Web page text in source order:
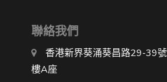
聯絡我們
香港新界葵涌葵昌路29-39
樓A座